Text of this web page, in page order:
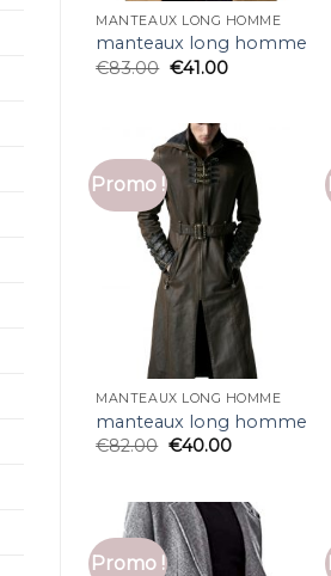
MANTEAUX LONG HOMME
manteaux long homme
€83.00 €41.00
Promo !
MANTEAUX LONG HOMME
manteaux long homme
€82.00 €40.00
Promo !